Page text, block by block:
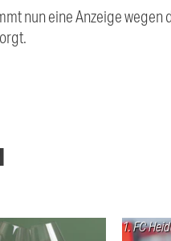
nun eine Anzeige wegen
1. FC